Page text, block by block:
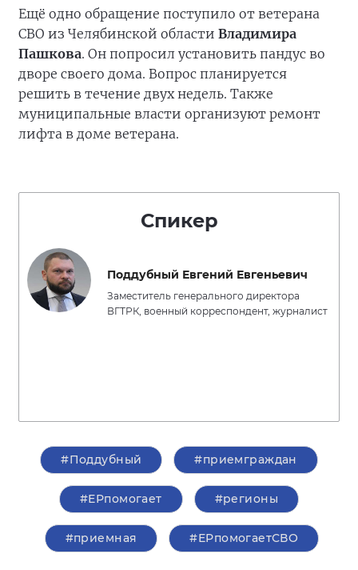
Ещё одно обращение поступило от ветерана
СВО из Челябинской области Владимира
Пашкова. Он попросил установить пандус во
дворе своего дома. Вопрос планируется
решить в течение двух недель. Также
муниципальные власти организуют ремонт
лифта в доме ветерана.
Спикер
Поддубный Евгений Евгеньевич
Заместитель генерального директора
ВГТРК, военный корреспондент, журналист
#Поддубный #приемграждан
#ЕРпомогает #регионы
#приемная #ЕРпомогаетСВО